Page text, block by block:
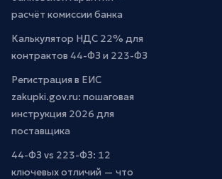
расчёт комиссии банка
Калькулятор НДС 22% для
контрактов 44-ФЗ и 223-ФЗ
Регистрация в ЕИС
zakupki.gov.ru: пошаговая
инструкция 2026 для
поставщика
44-ФЗ vs 223-ФЗ: 12
ключевых отличий — что